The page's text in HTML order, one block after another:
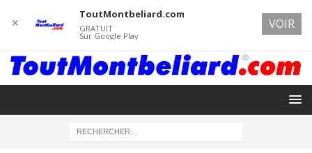
✕
ToutMontbeliard.com
GRATUIT
Sur Google Play
VOIR